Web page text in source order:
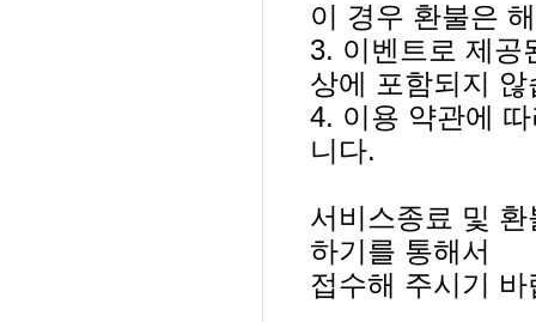
이 경우 환불은
3. 이벤트로 제공
상에 포함되지 않
4. 이용 약관에
니다.
서비스종료 및
하기를 통해서
접수해 주시기 바